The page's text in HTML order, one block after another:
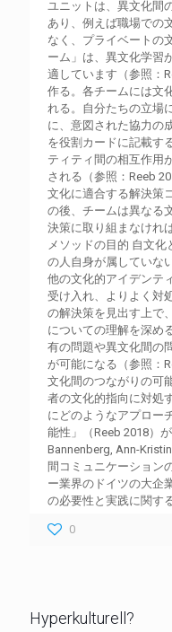
ユニットは、異文化間
あり、例えば職場での
なく、プライベートの
ーム」は、異文化学習
適しています（参照：
作る。各チームには文
れる。自分たちの立場
に、意図された協力の
を役割カードに記載す
ティティ間の相互作用
される（参照：Reeb
文化に適合する解決策
の後、チームは異なる
決策に取り組まなけれ
メソッドの目的 自文
の人自身が属していな
他の文化的アイデンテ
受け入れ、よりよく対
の解決策を見出す上で
についての理解を深め
有の問題や異文化間の
が可能になる（参照：
文化間のつながりの可
者の文化的指向に対処
にどのようなアプロー
能性」（Reeb 2018）
Bannenberg, Ann-
間コミュニケーション
ー業界のドイツの大企
の必要性と実践に関す
0
Hyperkulturell?